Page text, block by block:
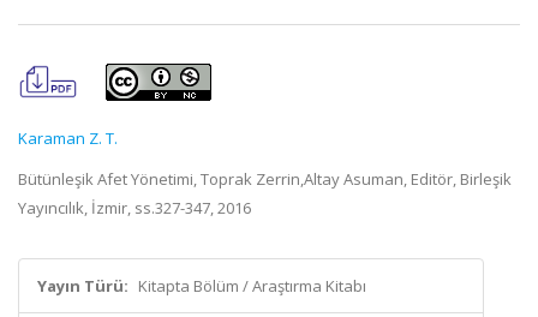
Karaman Z. T.
Bütünleşik Afet Yönetimi, Toprak Zerrin,Altay Asuman, Editör, Birleşik
Yayıncılık, İzmir, ss.327-347, 2016
Yayın Türü: Kitapta Bölüm / Araştırma Kitabı